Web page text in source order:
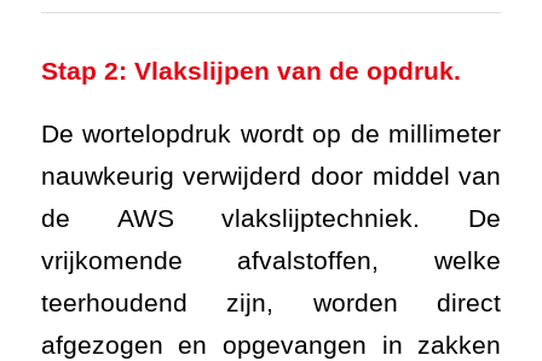
Stap 2: Vlakslijpen van de opdruk.
De wortelopdruk wordt op de millimeter
nauwkeurig verwijderd door middel van
de AWS vlakslijptechniek. De
vrijkomende afvalstoffen, welke
teerhoudend zijn, worden direct
afgezogen en opgevangen in zakken